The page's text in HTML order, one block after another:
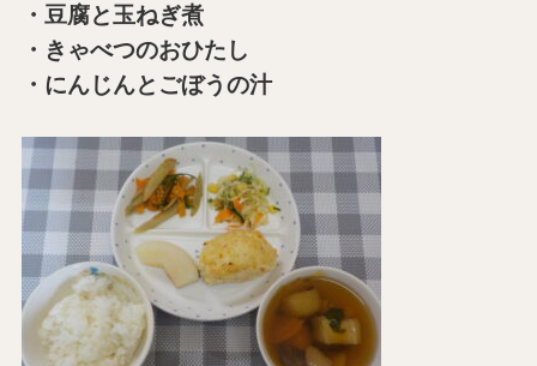
・豆腐と玉ねぎ煮
・きゃべつのおひたし
・にんじんとごぼうの汁